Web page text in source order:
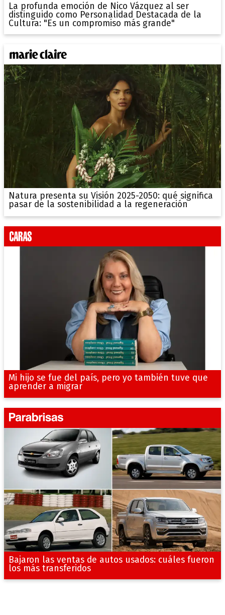
La profunda emoción de Nico Vázquez al ser
distinguido como Personalidad Destacada de la
Cultura: "Es un compromiso más grande"
Natura presenta su Visión 2025-2050: qué significa
pasar de la sostenibilidad a la regeneración
Mi hijo se fue del país, pero yo también tuve que
aprender a migrar
Bajaron las ventas de autos usados: cuáles fueron
los más transferidos